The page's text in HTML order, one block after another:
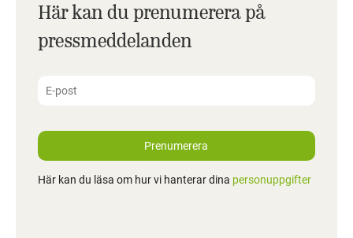
Här kan du prenumerera på
pressmeddelanden
Prenumerera
Här kan du läsa om hur vi hanterar dina personuppgifter